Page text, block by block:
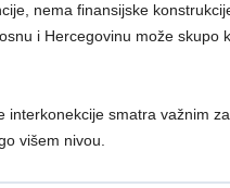
nema finansijske
i Hercegovinu može skupo
interkonekcije smatra važnim
višem nivou.